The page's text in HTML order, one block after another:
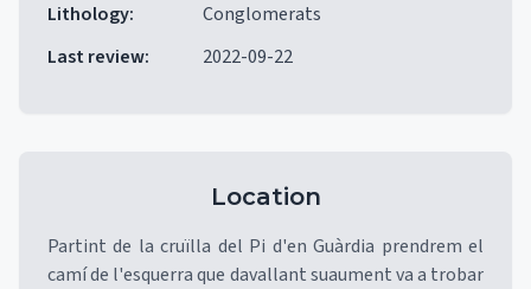
Lithology:
Conglomerats
Last review: 2022-09-22
Location
Partint de la cruïlla del Pi d'en Guàrdia prendrem el
camí de l'esquerra que davallant suaument va a trobar